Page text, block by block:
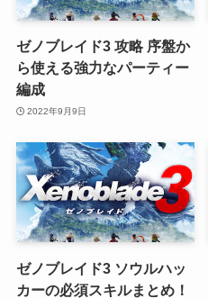
ゼノブレイド3 攻略 序盤か
ら使える強力なパーティー
編成
2022年9月9日
ゼノブレイド3 ソウルハッ
カーの必須スキルまとめ！